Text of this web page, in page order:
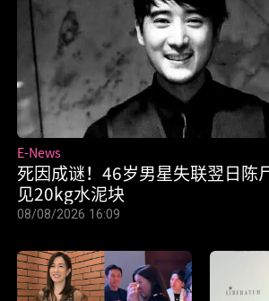
死因成谜！46岁男星失联翌日陈
见20kg水泥块
E-News
08/08/2026 16:09